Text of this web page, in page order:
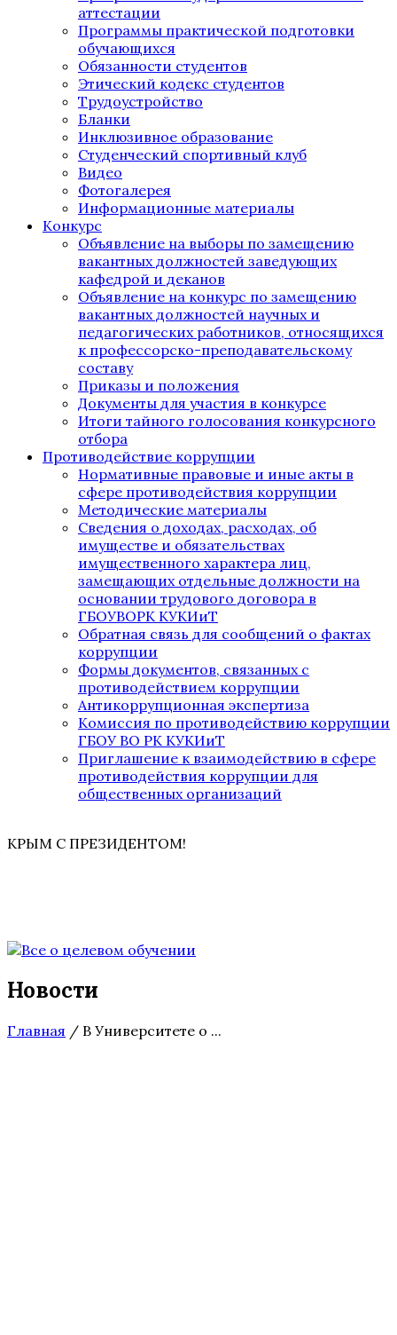
аттестации
Программы практической подготовки
обучающихся
Обязанности студентов
Этический кодекс студентов
Трудоустройство
Бланки
Инклюзивное образование
Студенческий спортивный клуб
Видео
Фотогалерея
Информационные материалы
Конкурс
Объявление на выборы по замещению
вакантных должностей заведующих
кафедрой и деканов
Объявление на конкурс по замещению
вакантных должностей научных и
педагогических работников, относящихся
к профессорско-преподавательскому
составу
Приказы и положения
Документы для участия в конкурсе
Итоги тайного голосования конкурсного
отбора
Противодействие коррупции
Нормативные правовые и иные акты в
сфере противодействия коррупции
Методические материалы
Сведения о доходах, расходах, об
имуществе и обязательствах
имущественного характера лиц,
замещающих отдельные должности на
основании трудового договора в
ГБОУВОРК КУКИиТ
Обратная связь для сообщений о фактах
коррупции
Формы документов, связанных с
противодействием коррупции
Антикоррупционная экспертиза
Комиссия по противодействию коррупции
ГБОУ ВО РК КУКИиТ
Приглашение к взаимодействию в сфере
противодействия коррупции для
общественных организаций
КРЫМ С ПРЕЗИДЕНТОМ!
Новости
Главная / В Университете о ...